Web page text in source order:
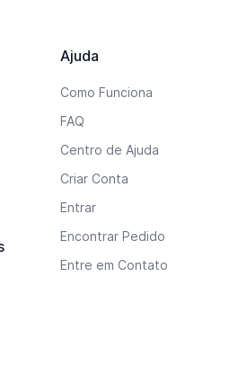
Ajuda
Como Funciona
FAQ
Centro de Ajuda
Criar Conta
Entrar
Encontrar Pedido
Entre em Contato